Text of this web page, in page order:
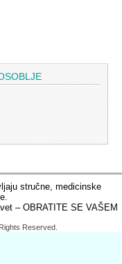
stručne, medicinske
– OBRATITE SE VAŠEM
Reserved.